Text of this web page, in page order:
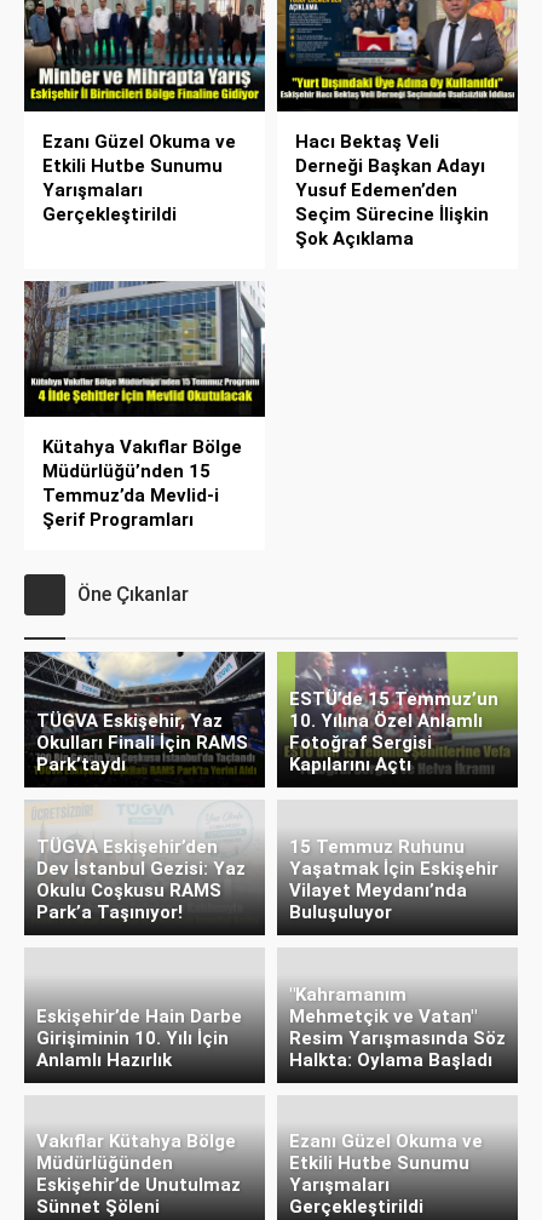
Ezanı Güzel Okuma ve
Etkili Hutbe Sunumu
Yarışmaları
Gerçekleştirildi
Hacı Bektaş Veli
Derneği Başkan Adayı
Yusuf Edemen’den
Seçim Sürecine İlişkin
Şok Açıklama
Kütahya Vakıflar Bölge
Müdürlüğü’nden 15
Temmuz’da Mevlid-i
Şerif Programları
Öne Çıkanlar
TÜGVA Eskişehir, Yaz
Okulları Finali İçin RAMS
Park’taydı
ESTÜ’de 15 Temmuz’un
10. Yılına Özel Anlamlı
Fotoğraf Sergisi
Kapılarını Açtı
TÜGVA Eskişehir’den
Dev İstanbul Gezisi: Yaz
Okulu Coşkusu RAMS
Park’a Taşınıyor!
15 Temmuz Ruhunu
Yaşatmak İçin Eskişehir
Vilayet Meydanı’nda
Buluşuluyor
Eskişehir’de Hain Darbe
Girişiminin 10. Yılı İçin
Anlamlı Hazırlık
"Kahramanım
Mehmetçik ve Vatan"
Resim Yarışmasında Söz
Halkta: Oylama Başladı
Vakıflar Kütahya Bölge
Müdürlüğünden
Eskişehir’de Unutulmaz
Sünnet Şöleni
Ezanı Güzel Okuma ve
Etkili Hutbe Sunumu
Yarışmaları
Gerçekleştirildi